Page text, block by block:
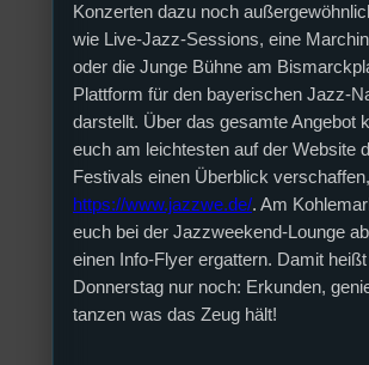
Konzerten dazu noch
wie Live-Jazz-Sessions, eine
oder die Junge Bühne am
Plattform für den bayerischen Jazz-
darstellt. Über das gesamte Angebot
euch am leichtesten auf der Website
Festivals einen Überblick
https://www.jazzwe.de/. Am
euch bei der Jazzweekend-Lounge
einen Info-Flyer ergattern. Damit
Donnerstag nur noch: Erkunden,
tanzen was das Zeug hält!